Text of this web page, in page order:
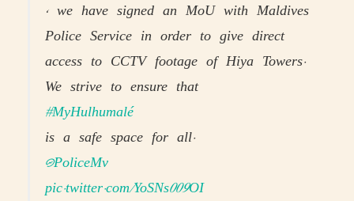
, we have signed an MoU with Maldives
Police Service in order to give direct
access to CCTV footage of Hiya Towers.
We strive to ensure that
#MyHulhumalé
is a safe space for all.
@PoliceMv
pic.twitter.com/YoSNs009OI